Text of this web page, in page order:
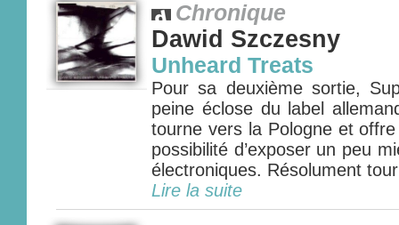
Chronique
Dawid Szczesny
Unheard Treats
Pour sa deuxième sortie,
peine éclose du label
tourne vers la Pologne et
possibilité d’exposer un peu
électroniques. Résolument
Lire la suite